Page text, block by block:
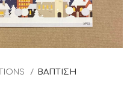
ΒΑΠΤΙΣΗ